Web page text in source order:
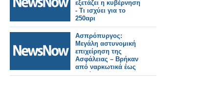
εξετάζει η κυβέρνηση
- Τι ισχύει για το
250αρι
Ασπρόπυργος:
Μεγάλη αστυνομική
επιχείρηση της
Ασφάλειας – Βρήκαν
από ναρκωτικά έως
υλικό του ΟΣΕ